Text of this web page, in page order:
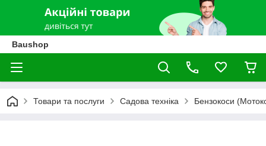
Baushop
Товари та послуги Садова техніка Бензокоси